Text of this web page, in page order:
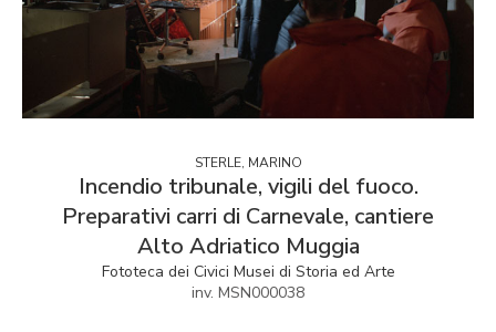
STERLE, MARINO
Incendio tribunale, vigili del fuoco.
Preparativi carri di Carnevale, cantiere
Alto Adriatico Muggia
Fototeca dei Civici Musei di Storia ed Arte
inv. MSN000038